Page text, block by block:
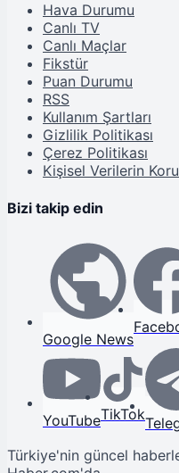
Hava Durumu
Canlı TV
Canlı Maçlar
Fikstür
Puan Durumu
RSS
Kullanım Şartları
Gizlilik Politikası
Çerez Politikası
Kişisel Verilerin
Bizi takip edin
Google News
YouTubeTikTok
Türkiye'nin güncel